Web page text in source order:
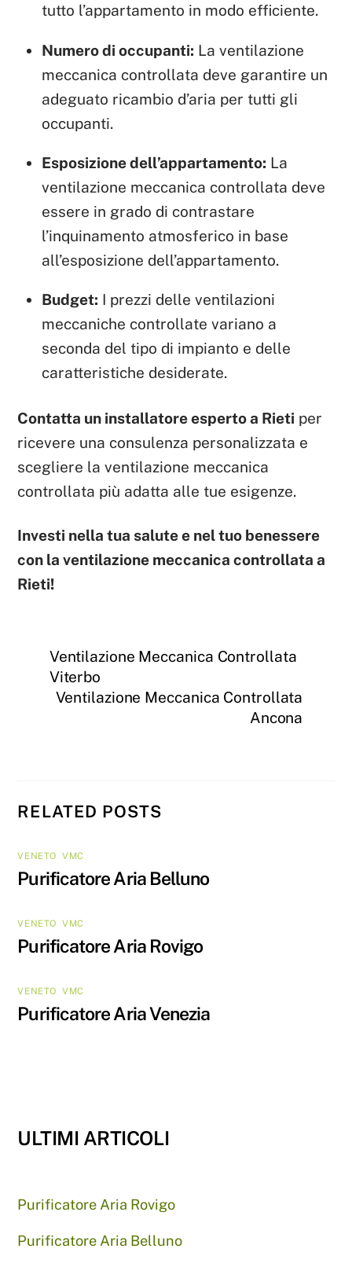
tutto l’appartamento in modo efficiente.
Numero di occupanti: La ventilazione
meccanica controllata deve garantire un
adeguato ricambio d’aria per tutti gli
occupanti.
Esposizione dell’appartamento: La
ventilazione meccanica controllata deve
essere in grado di contrastare
l’inquinamento atmosferico in base
all’esposizione dell’appartamento.
Budget: I prezzi delle ventilazioni
meccaniche controllate variano a
seconda del tipo di impianto e delle
caratteristiche desiderate.
Contatta un installatore esperto a Rieti per
ricevere una consulenza personalizzata e
scegliere la ventilazione meccanica
controllata più adatta alle tue esigenze.
Investi nella tua salute e nel tuo benessere
con la ventilazione meccanica controllata a
Rieti!
Ventilazione Meccanica Controllata
Viterbo
Ventilazione Meccanica Controllata
Ancona
RELATED POSTS
VENETO ,VMC
Purificatore Aria Belluno
VENETO ,VMC
Purificatore Aria Rovigo
VENETO ,VMC
Purificatore Aria Venezia
ULTIMI ARTICOLI
Purificatore Aria Rovigo
Purificatore Aria Belluno